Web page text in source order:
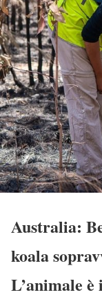
Australia:
koala
L’animale